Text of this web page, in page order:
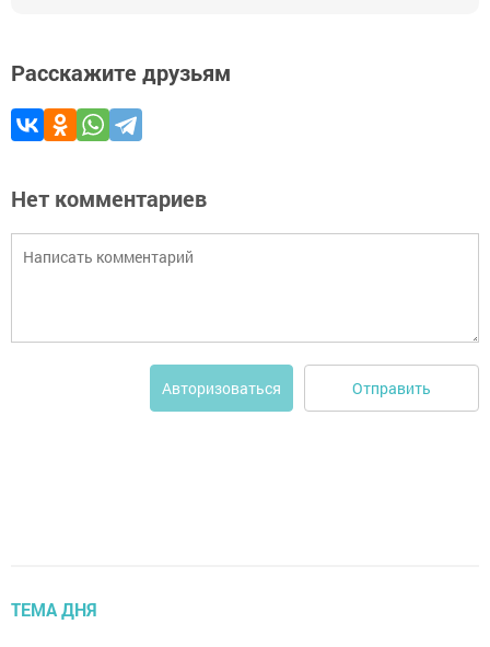
Расскажите друзьям
Нет комментариев
Авторизоваться Отправить
ТЕМА ДНЯ